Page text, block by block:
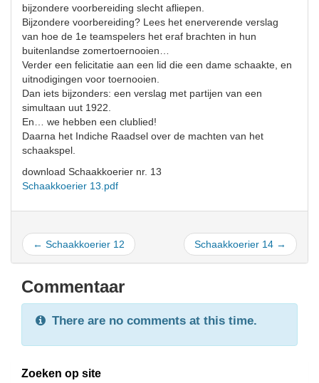
bijzondere voorbereiding slecht afliepen.
Bijzondere voorbereiding? Lees het enerverende verslag
van hoe de 1e teamspelers het eraf brachten in hun
buitenlandse zomertoernooien…
Verder een felicitatie aan een lid die een dame schaakte, en
uitnodigingen voor toernooien.
Dan iets bijzonders: een verslag met partijen van een
simultaan uut 1922.
En… we hebben een clublied!
Daarna het Indiche Raadsel over de machten van het
schaakspel.
download Schaakkoerier nr. 13
Schaakkoerier 13.pdf
← Schaakkoerier 12 Schaakkoerier 14 →
Commentaar
There are no comments at this time.
Zoeken op site